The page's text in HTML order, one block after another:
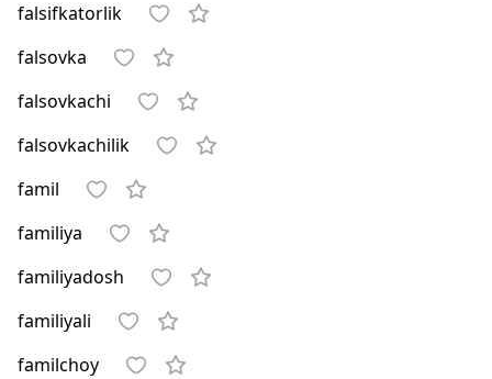
falsifkatorlik
falsovka
falsovkachi
falsovkachilik
famil
familiya
familiyadosh
familiyali
familchoy